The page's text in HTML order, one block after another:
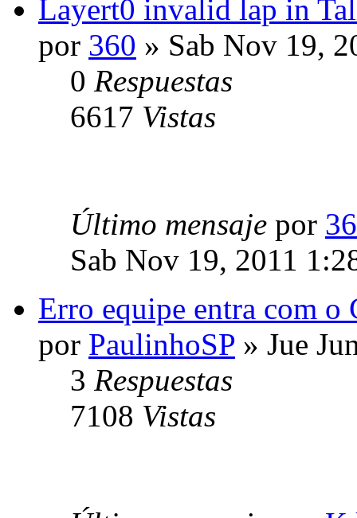
Layert0 invalid lap in
por 360 » Sab Nov 19,
0 Respuestas
6617 Vistas
Último mensaje por
Sab Nov 19, 2011
Erro equipe entra com
por PaulinhoSP » Jue
3 Respuestas
7108 Vistas